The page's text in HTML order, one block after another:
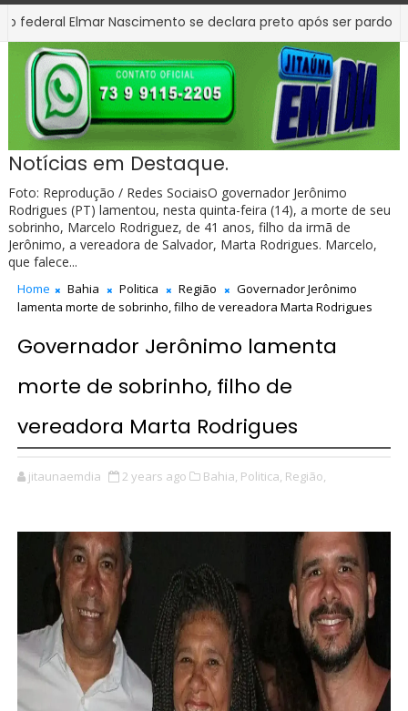
Elmar Nascimento se declara preto após ser pardo e branco
Civil apreende R$ 100 mil em venda de canetas
Notícias em Destaque.
Foto: Reprodução / Redes SociaisO governador Jerônimo
Rodrigues (PT) lamentou, nesta quinta-feira (14), a morte de seu
sobrinho, Marcelo Rodriguez, de 41 anos, filho da irmã de
Jerônimo, a vereadora de Salvador, Marta Rodrigues. Marcelo,
que falece...
Home Bahia Politica Região
Governador Jerônimo
lamenta morte de sobrinho, filho de vereadora Marta Rodrigues
Governador Jerônimo lamenta
morte de sobrinho, filho de
vereadora Marta Rodrigues
jitaunaemdia 2 years ago Bahia, Politica, Região,